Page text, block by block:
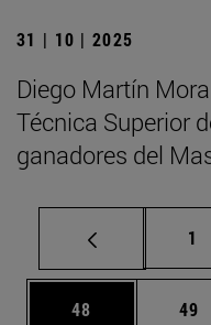
31 | 10 | 2025
Diego Martín
Técnica Superior
ganadores del
1
Página
48 49